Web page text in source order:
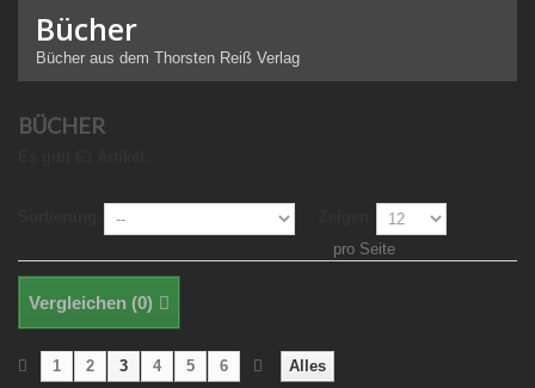
Bücher
Bücher aus dem Thorsten Reiß Verlag
BÜCHER
pro Seite
Vergleichen (0)
Alles
1 2 3 4 5 6